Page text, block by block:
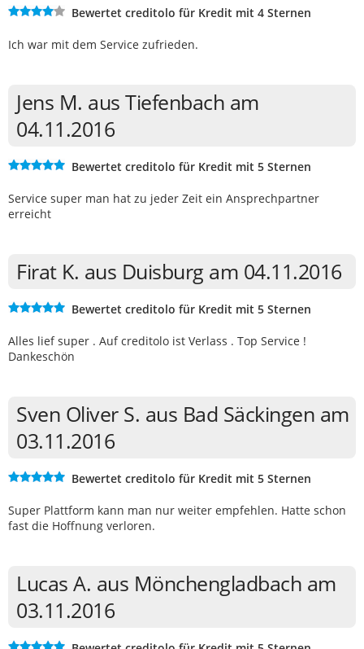
Bewertet creditolo für Kredit mit 4 Sternen
Ich war mit dem Service zufrieden.
Jens M. aus Tiefenbach am
04.11.2016
Bewertet creditolo für Kredit mit 5 Sternen
Service super man hat zu jeder Zeit ein Ansprechpartner
erreicht
Firat K. aus Duisburg am 04.11.2016
Bewertet creditolo für Kredit mit 5 Sternen
Alles lief super . Auf creditolo ist Verlass . Top Service !
Dankeschön
Sven Oliver S. aus Bad Säckingen am
03.11.2016
Bewertet creditolo für Kredit mit 5 Sternen
Super Plattform kann man nur weiter empfehlen. Hatte schon
fast die Hoffnung verloren.
Lucas A. aus Mönchengladbach am
03.11.2016